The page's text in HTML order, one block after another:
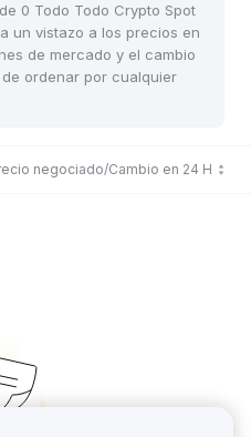
0 Todo Todo Crypto Spot
un vistazo a los precios en
de mercado y el cambio
ordenar por cualquier
negociado/Cambio en 24 H